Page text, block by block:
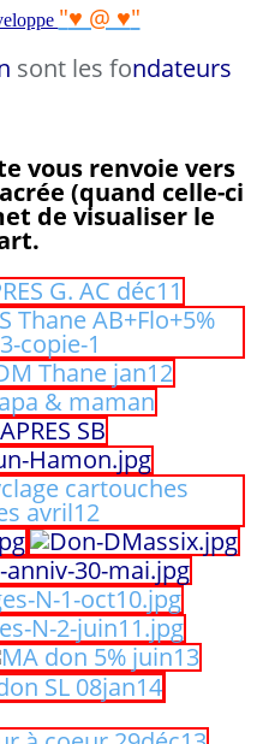
"♥ @ ♥"
sont les fondateurs
vous renvoie vers
(quand celle-ci
de visualiser le